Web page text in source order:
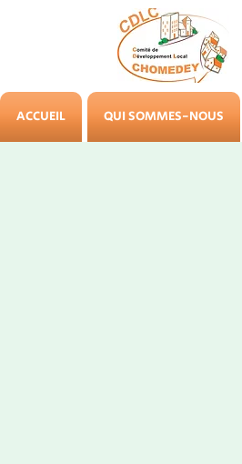
ACCUEIL QUI SOMMES-NOUS